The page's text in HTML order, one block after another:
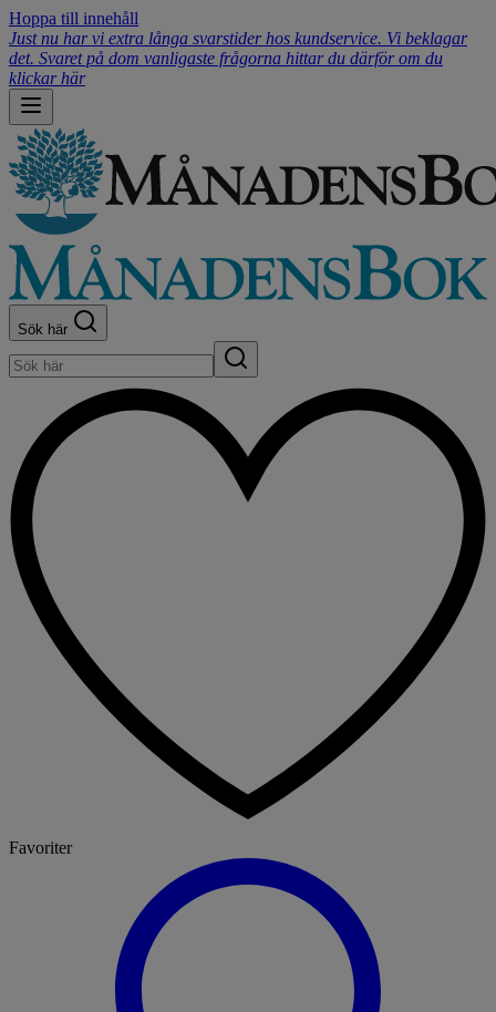
Hoppa till innehåll
Just nu har vi extra långa svarstider hos kundservice. Vi beklagar
det. Svaret på dom vanligaste frågorna hittar du därför om du
klickar här
Sök här
Favoriter